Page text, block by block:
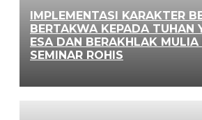
IMPLEMENTASI KARAKTER
BERTAKWA KEPADA TUHAN
ESA DAN BERAKHLAK MULIA
SEMINAR ROHIS